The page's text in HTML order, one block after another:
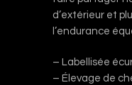
d’extérieur et
l’endurance
– Labellisée
– Élevage de